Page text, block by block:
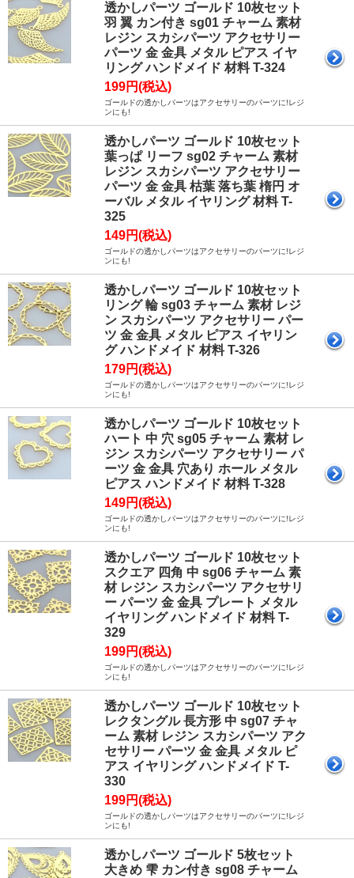
透かしパーツ ゴールド 10枚セット
羽 翼 カン付き sg01 チャーム 素材
レジン スカシパーツ アクセサリー
パーツ 金 金具 メタル ピアス イヤ
リング ハンドメイド 材料 T-324
199円(税込)
ゴールドの透かしパーツはアクセサリーのパーツに!レジ
ンにも!
透かしパーツ ゴールド 10枚セット
葉っぱ リーフ sg02 チャーム 素材
レジン スカシパーツ アクセサリー
パーツ 金 金具 枯葉 落ち葉 楕円 オ
ーバル メタル イヤリング 材料 T-
325
149円(税込)
ゴールドの透かしパーツはアクセサリーのパーツに!レジ
ンにも!
透かしパーツ ゴールド 10枚セット
リング 輪 sg03 チャーム 素材 レジ
ン スカシパーツ アクセサリー パー
ツ 金 金具 メタル ピアス イヤリン
グ ハンドメイド 材料 T-326
179円(税込)
ゴールドの透かしパーツはアクセサリーのパーツに!レジ
ンにも!
透かしパーツ ゴールド 10枚セット
ハート 中 穴 sg05 チャーム 素材 レ
ジン スカシパーツ アクセサリー パ
ーツ 金 金具 穴あり ホール メタル
ピアス ハンドメイド 材料 T-328
149円(税込)
ゴールドの透かしパーツはアクセサリーのパーツに!レジ
ンにも!
透かしパーツ ゴールド 10枚セット
スクエア 四角 中 sg06 チャーム 素
材 レジン スカシパーツ アクセサリ
ー パーツ 金 金具 プレート メタル
イヤリング ハンドメイド 材料 T-
329
199円(税込)
ゴールドの透かしパーツはアクセサリーのパーツに!レジ
ンにも!
透かしパーツ ゴールド 10枚セット
レクタングル 長方形 中 sg07 チャ
ーム 素材 レジン スカシパーツ アク
セサリー パーツ 金 金具 メタル ピ
アス イヤリング ハンドメイド T-
330
199円(税込)
ゴールドの透かしパーツはアクセサリーのパーツに!レジ
ンにも!
透かしパーツ ゴールド 5枚セット
大きめ 雫 カン付き sg08 チャーム